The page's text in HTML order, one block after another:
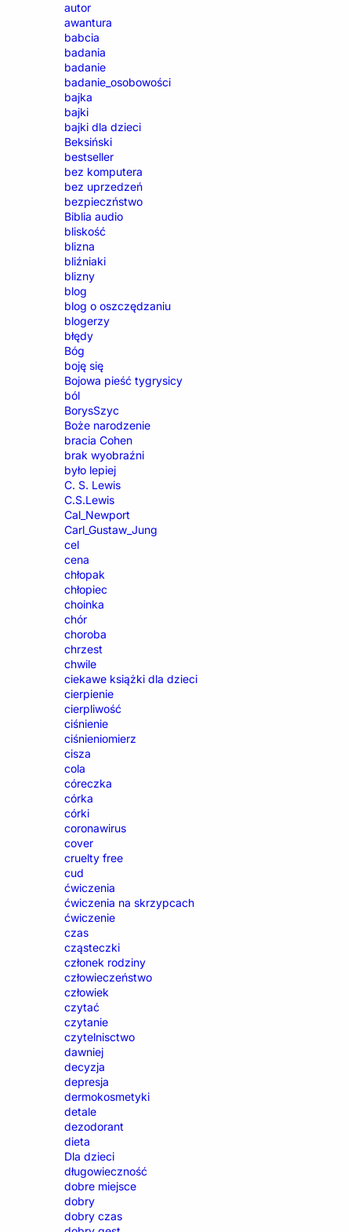
autor
awantura
babcia
badania
badanie
badanie_osobowości
bajka
bajki
bajki dla dzieci
Beksiński
bestseller
bez komputera
bez uprzedzeń
bezpieczństwo
Biblia audio
bliskość
blizna
bliźniaki
blizny
blog
blog o oszczędzaniu
blogerzy
błędy
Bóg
boję się
Bojowa pieść tygrysicy
ból
BorysSzyc
Boże narodzenie
bracia Cohen
brak wyobraźni
było lepiej
C. S. Lewis
C.S.Lewis
Cal_Newport
Carl_Gustaw_Jung
cel
cena
chłopak
chłopiec
choinka
chór
choroba
chrzest
chwile
ciekawe książki dla dzieci
cierpienie
cierpliwość
ciśnienie
ciśnieniomierz
cisza
cola
córeczka
córka
córki
coronawirus
cover
cruelty free
cud
ćwiczenia
ćwiczenia na skrzypcach
ćwiczenie
czas
cząsteczki
członek rodziny
człowieczeństwo
człowiek
czytać
czytanie
czytelnisctwo
dawniej
decyzja
depresja
dermokosmetyki
detale
dezodorant
dieta
Dla dzieci
długowieczność
dobre miejsce
dobry
dobry czas